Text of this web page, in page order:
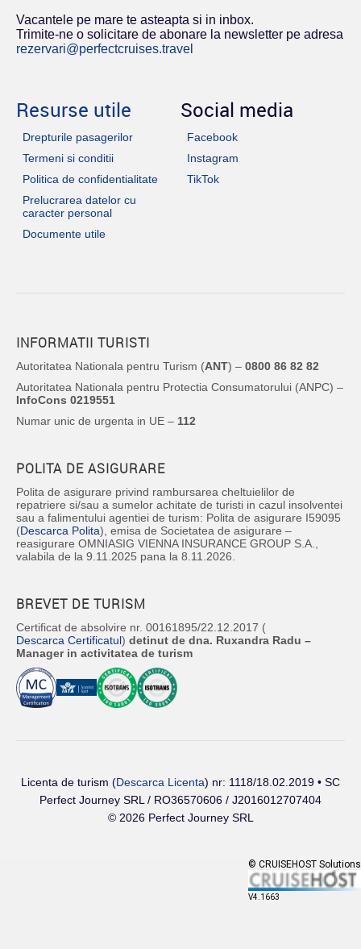
Vacantele pe mare te asteapta si in inbox.
Trimite-ne o solicitare de abonare la newsletter pe adresa
rezervari@perfectcruises.travel
Resurse utile
Drepturile pasagerilor
Termeni si conditii
Politica de confidentialitate
Prelucrarea datelor cu
caracter personal
Documente utile
Social media
Facebook
Instagram
TikTok
INFORMATII TURISTI
Autoritatea Nationala pentru Turism (ANT) – 0800 86 82 82
Autoritatea Nationala pentru Protectia Consumatorului (ANPC) –
InfoCons 0219551
Numar unic de urgenta in UE – 112
POLITA DE ASIGURARE
Polita de asigurare privind rambursarea cheltuielilor de
repatriere si/sau a sumelor achitate de turisti in cazul insolventei
sau a falimentului agentiei de turism: Polita de asigurare I59095
(Descarca Polita), emisa de Societatea de asigurare –
reasigurare OMNIASIG VIENNA INSURANCE GROUP S.A.,
valabila de la 9.11.2025 pana la 8.11.2026.
BREVET DE TURISM
Certificat de absolvire nr. 00161895/22.12.2017 (
Descarca Certificatul) detinut de dna. Ruxandra Radu –
Manager in activitatea de turism
Licenta de turism (Descarca Licenta) nr: 1118/18.02.2019 • SC
Perfect Journey SRL / RO36570606 / J2016012707404
© 2026 Perfect Journey SRL
© CRUISEHOST Solutions
V4.1663